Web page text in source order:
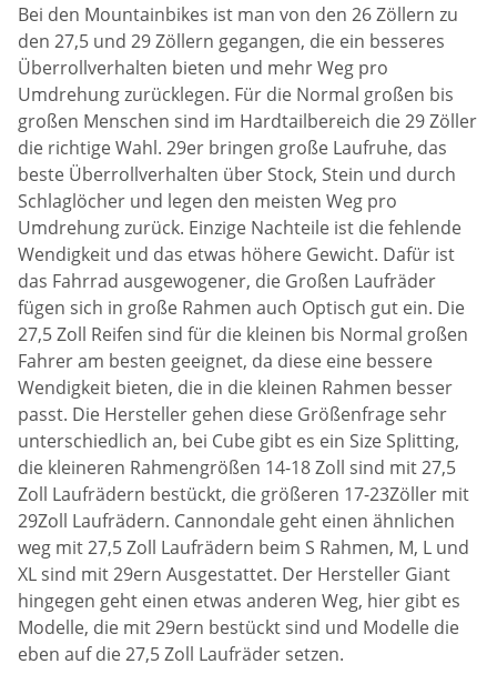
Bei den Mountainbikes ist man von den 26 Zöllern zu
den 27,5 und 29 Zöllern gegangen, die ein besseres
Überrollverhalten bieten und mehr Weg pro
Umdrehung zurücklegen. Für die Normal großen bis
großen Menschen sind im Hardtailbereich die 29 Zöller
die richtige Wahl. 29er bringen große Laufruhe, das
beste Überrollverhalten über Stock, Stein und durch
Schlaglöcher und legen den meisten Weg pro
Umdrehung zurück. Einzige Nachteile ist die fehlende
Wendigkeit und das etwas höhere Gewicht. Dafür ist
das Fahrrad ausgewogener, die Großen Laufräder
fügen sich in große Rahmen auch Optisch gut ein. Die
27,5 Zoll Reifen sind für die kleinen bis Normal großen
Fahrer am besten geeignet, da diese eine bessere
Wendigkeit bieten, die in die kleinen Rahmen besser
passt. Die Hersteller gehen diese Größenfrage sehr
unterschiedlich an, bei Cube gibt es ein Size Splitting,
die kleineren Rahmengrößen 14-18 Zoll sind mit 27,5
Zoll Laufrädern bestückt, die größeren 17-23Zöller mit
29Zoll Laufrädern. Cannondale geht einen ähnlichen
weg mit 27,5 Zoll Laufrädern beim S Rahmen, M, L und
XL sind mit 29ern Ausgestattet. Der Hersteller Giant
hingegen geht einen etwas anderen Weg, hier gibt es
Modelle, die mit 29ern bestückt sind und Modelle die
eben auf die 27,5 Zoll Laufräder setzen.